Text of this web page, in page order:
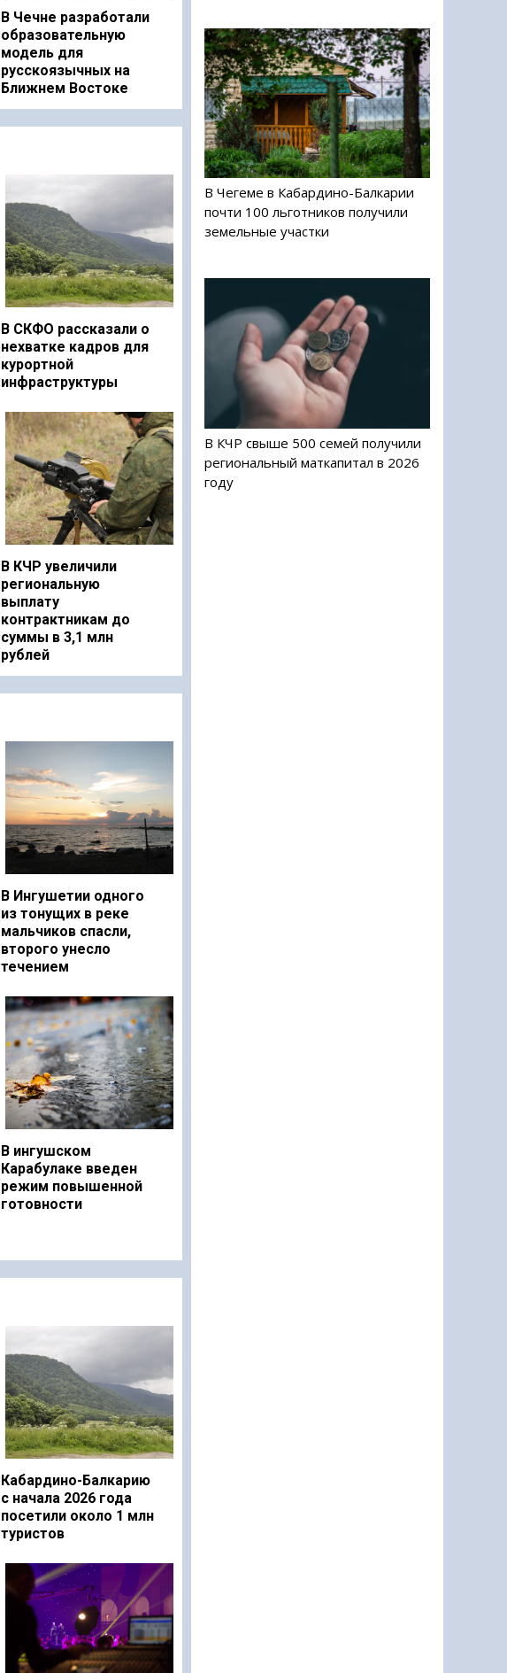
В Чечне разработали
образовательную
модель для
русскоязычных на
Ближнем Востоке
В СКФО рассказали о
нехватке кадров для
курортной
инфраструктуры
В КЧР увеличили
региональную
выплату
контрактникам до
суммы в 3,1 млн
рублей
В Ингушетии одного
из тонущих в реке
мальчиков спасли,
второго унесло
течением
В ингушском
Карабулаке введен
режим повышенной
готовности
Кабардино-Балкарию
с начала 2026 года
посетили около 1 млн
туристов
В Чегеме в Кабардино-Балкарии
почти 100 льготников получили
земельные участки
В КЧР свыше 500 семей получили
региональный маткапитал в 2026
году